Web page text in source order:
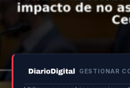
GESTIONAR